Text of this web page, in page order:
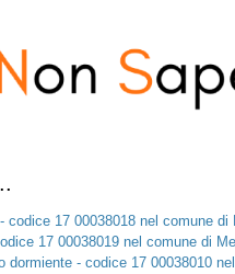
codice 17 00038018 nel comune di
17 00038019 nel comune di
dormiente - codice 17 00038010